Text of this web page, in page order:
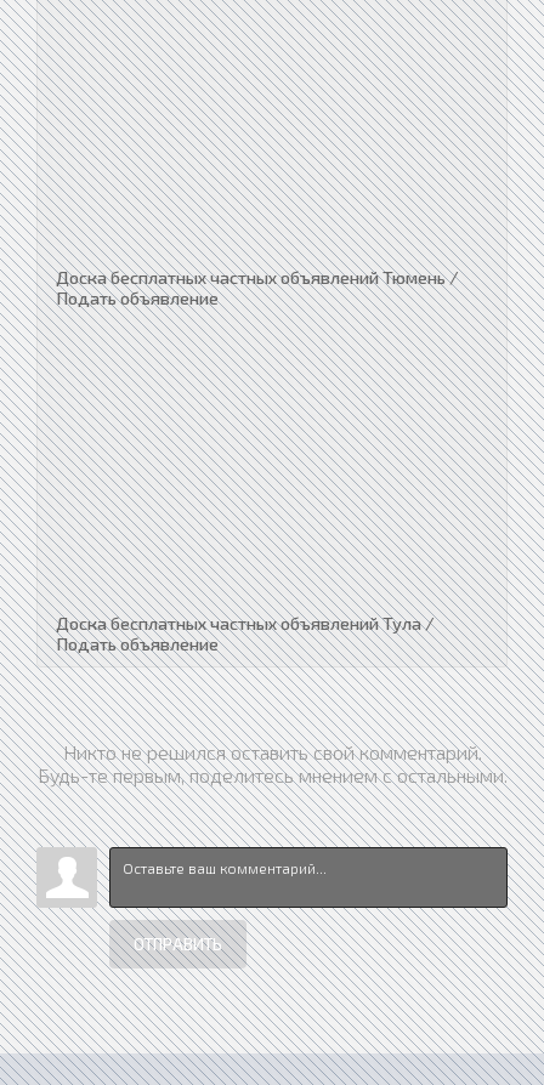
Доска бесплатных частных объявлений Тюмень /
Подать объявление
Доска бесплатных частных объявлений Тула /
Подать объявление
Никто не решился оставить свой комментарий.
Будь-те первым, поделитесь мнением с остальными.
ОТПРАВИТЬ